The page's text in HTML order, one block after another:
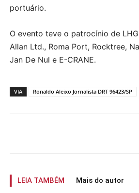
portuário.
O evento teve o patrocínio de
Allan Ltd., Roma Port, Rocktree,
Jan De Nul e E-CRANE.
VIA Ronaldo Aleixo Jornalista DRT 96423/SP
LEIA TAMBÉM Mais do autor